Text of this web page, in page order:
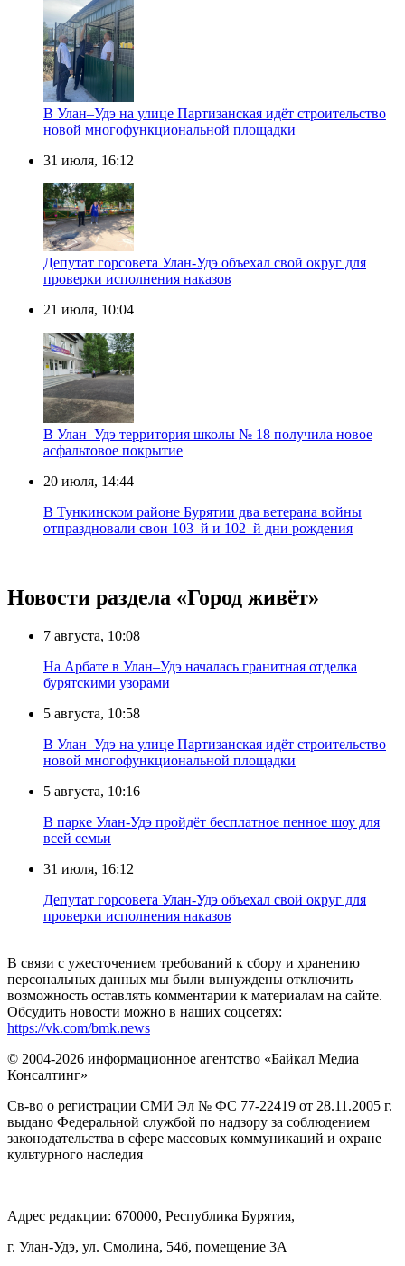
В Улан–Удэ на улице Партизанская идёт строительство
новой многофункциональной площадки
31 июля, 16:12
Депутат горсовета Улан-Удэ объехал свой округ для
проверки исполнения наказов
21 июля, 10:04
В Улан–Удэ территория школы № 18 получила новое
асфальтовое покрытие
20 июля, 14:44
В Тункинском районе Бурятии два ветерана войны
отпраздновали свои 103–й и 102–й дни рождения
Новости раздела «Город живёт»
7 августа, 10:08
На Арбате в Улан–Удэ началась гранитная отделка
бурятскими узорами
5 августа, 10:58
В Улан–Удэ на улице Партизанская идёт строительство
новой многофункциональной площадки
5 августа, 10:16
В парке Улан-Удэ пройдёт бесплатное пенное шоу для
всей семьи
31 июля, 16:12
Депутат горсовета Улан-Удэ объехал свой округ для
проверки исполнения наказов
В связи с ужесточением требований к сбору и хранению
персональных данных мы были вынуждены отключить
возможность оставлять комментарии к материалам на сайте.
Обсудить новости можно в наших соцсетях:
https://vk.com/bmk.news
© 2004-2026 информационное агентство «Байкал Медиа
Консалтинг»
Св-во о регистрации СМИ Эл № ФС 77-22419 от 28.11.2005 г.
выдано Федеральной службой по надзору за соблюдением
законодательства в сфере массовых коммуникаций и охране
культурного наследия
Адрес редакции: 670000, Республика Бурятия,
г. Улан-Удэ, ул. Смолина, 54б, помещение 3А